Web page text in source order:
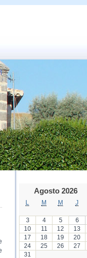
Agosto 2026
M M J
3
4 5 6
10
11 12 13
17
18 19 20
24
25 26 27
31